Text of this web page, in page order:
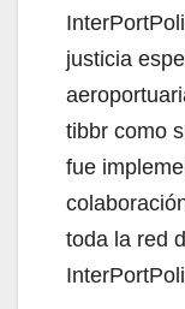
justicia
tibbr como
fue
toda la red